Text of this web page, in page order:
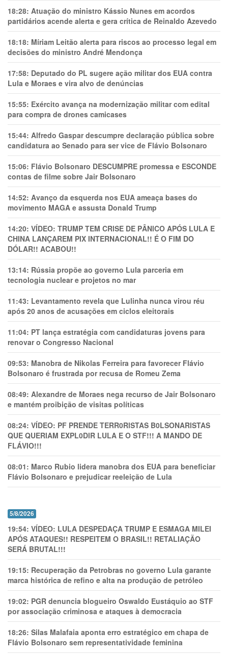
18:28: Atuação do ministro Kássio Nunes em acordos
partidários acende alerta e gera crítica de Reinaldo Azevedo
18:18: Míriam Leitão alerta para riscos ao processo legal em
decisões do ministro André Mendonça
17:58: Deputado do PL sugere ação militar dos EUA contra
Lula e Moraes e vira alvo de denúncias
15:55: Exército avança na modernização militar com edital
para compra de drones camicases
15:44: Alfredo Gaspar descumpre declaração pública sobre
candidatura ao Senado para ser vice de Flávio Bolsonaro
15:06: Flávio Bolsonaro DESCUMPRE promessa e ESCONDE
contas de filme sobre Jair Bolsonaro
14:52: Avanço da esquerda nos EUA ameaça bases do
movimento MAGA e assusta Donald Trump
14:20: VÍDEO: TRUMP TEM CRlSE DE PÂNlCO APÓS LULA E
CHINA LANÇAREM PIX INTERNACIONAL!! É O FIM DO
DÓLAR!! ACABOU!!
13:14: Rússia propõe ao governo Lula parceria em
tecnologia nuclear e projetos no mar
11:43: Levantamento revela que Lulinha nunca virou réu
após 20 anos de acusações em ciclos eleitorais
11:04: PT lança estratégia com candidaturas jovens para
renovar o Congresso Nacional
09:53: Manobra de Nikolas Ferreira para favorecer Flávio
Bolsonaro é frustrada por recusa de Romeu Zema
08:49: Alexandre de Moraes nega recurso de Jair Bolsonaro
e mantém proibição de visitas políticas
08:24: VÍDEO: PF PRENDE TERR0RlSTAS B0LSONARlSTAS
QUE QUERIAM EXPL0DlR LULA E O STF!!! A MANDO DE
FLÁVIO!!!
08:01: Marco Rubio lidera manobra dos EUA para beneficiar
Flávio Bolsonaro e prejudicar reeleição de Lula
5/8/2026
19:54: VÍDEO: LULA DESPEDAÇA TRUMP E ESMAGA MILEI
APÓS ATAQUES!! RESPEITEM O BRASIL!! RETALIAÇÃO
SERÁ BRUTAL!!!
19:15: Recuperação da Petrobras no governo Lula garante
marca histórica de refino e alta na produção de petróleo
19:02: PGR denuncia blogueiro Oswaldo Eustáquio ao STF
por associação criminosa e ataques à democracia
18:26: Silas Malafaia aponta erro estratégico em chapa de
Flávio Bolsonaro sem representatividade feminina